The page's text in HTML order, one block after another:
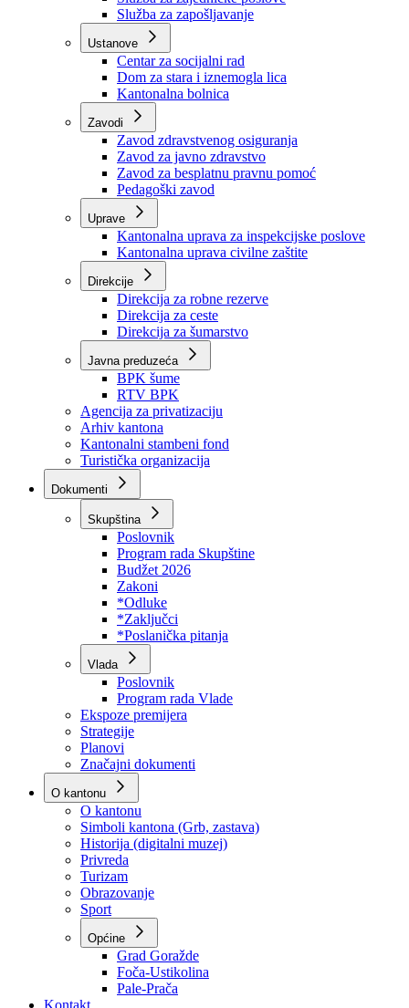
Službe
Služba za odnose s javnošću
Služba za zajedničke poslove
Služba za zapošljavanje
Ustanove
Centar za socijalni rad
Dom za stara i iznemogla lica
Kantonalna bolnica
Zavodi
Zavod zdravstvenog osiguranja
Zavod za javno zdravstvo
Zavod za besplatnu pravnu pomoć
Pedagoški zavod
Kantonalna uprava za inspekcijske poslove
Kantonalna uprava civilne zaštite
Direkcije
Direkcija za robne rezerve
Direkcija za ceste
Direkcija za šumarstvo
Javna preduzeća
BPK šume
RTV BPK
Agencija za privatizaciju
Arhiv kantona
Kantonalni stambeni fond
Turistička organizacija
Dokumenti
Skupština
Poslovnik
Program rada Skupštine
Budžet 2026
Zakoni
*Odluke
*Zaključci
*Poslanička pitanja
Vlada
Poslovnik
Program rada Vlade
Ekspoze premijera
Strategije
Planovi
Značajni dokumenti
O kantonu
O kantonu
Simboli kantona (Grb, zastava)
Historija (digitalni muzej)
Privreda
Turizam
Obrazovanje
Sport
Općine